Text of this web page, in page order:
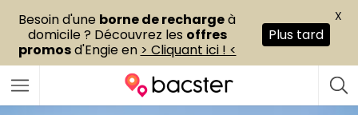
Besoin d'une borne de rechargeà
domicile ? Découvrez les offres
promosd'Engie en > Cliquant ici ! <
Plus tard
X